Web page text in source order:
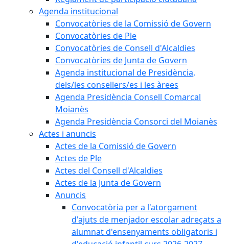
Agenda institucional
Convocatòries de la Comissió de Govern
Convocatòries de Ple
Convocatòries de Consell d'Alcaldies
Convocatòries de Junta de Govern
Agenda institucional de Presidència,
dels/les consellers/es i les àrees
Agenda Presidència Consell Comarcal
Moianès
Agenda Presidència Consorci del Moianès
Actes i anuncis
Actes de la Comissió de Govern
Actes de Ple
Actes del Consell d'Alcaldies
Actes de la Junta de Govern
Anuncis
Convocatòria per a l'atorgament
d'ajuts de menjador escolar adreçats a
alumnat d'ensenyaments obligatoris i